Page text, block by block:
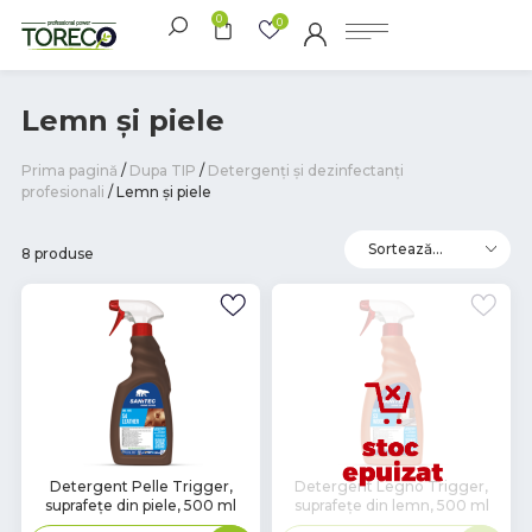
0 0
Lemn și piele
Prima pagină / Dupa TIP / Detergenți și dezinfectanți
profesionali / Lemn și piele
8 produse
наличии
Detergent Pelle Trigger,
suprafeţe din piele, 500 ml
Detergent Legno Trigger,
suprafeţe din lemn, 500 ml